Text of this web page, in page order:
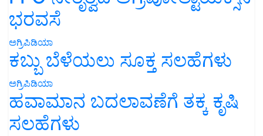
ಭರವಸೆ
ಅಗ್ರಿಪಿಡಿಯಾ
ಕಬ್ಬು ಬೆಳೆಯಲು ಸೂಕ್ತ ಸಲಹೆಗಳು
ಅಗ್ರಿಪಿಡಿಯಾ
ಹವಾಮಾನ ಬದಲಾವಣೆಗೆ ತಕ್ಕ ಕೃಷಿ
ಸಲಹೆಗಳು
ಯಶೋಗಾಥೆ